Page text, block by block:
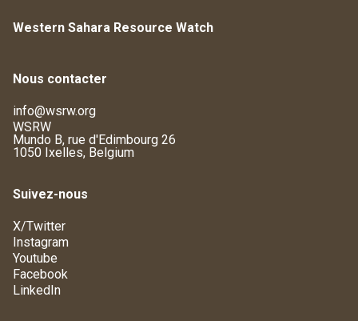
Western Sahara Resource Watch
Nous contacter
info@wsrw.org
WSRW
Mundo B, rue d'Edimbourg 26
1050 Ixelles, Belgium
Suivez-nous
X/Twitter
Instagram
Youtube
Facebook
LinkedIn